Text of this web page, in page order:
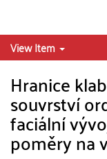
View Item
Hranice
souvrství
faciální
poměry na